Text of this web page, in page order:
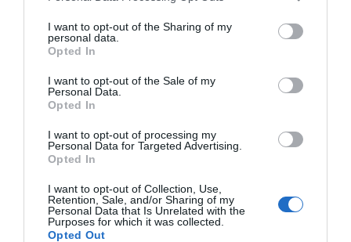
I want to opt-out of the Sharing of my
personal data.
Opted In
I want to opt-out of the Sale of my
Personal Data.
Opted In
I want to opt-out of processing my
Personal Data for Targeted Advertising.
Opted In
I want to opt-out of Collection, Use,
Retention, Sale, and/or Sharing of my
Personal Data that Is Unrelated with the
Purposes for which it was collected.
Opted Out
escenari de crisi. "Jo no parlaria de recessió en
cap cas, però sí que això tindrà algun impacte
sobre l'activitat econòmica", ha assenyalat
Escrivá, que també ha indicat que les mesures de
Trump "tenen l'efecte d'apujar els preus".
AfegirVIA Empresacom a font preferida de
Google de forma gratuïta
Estigues informat amb les últimes notícies d'actualitat